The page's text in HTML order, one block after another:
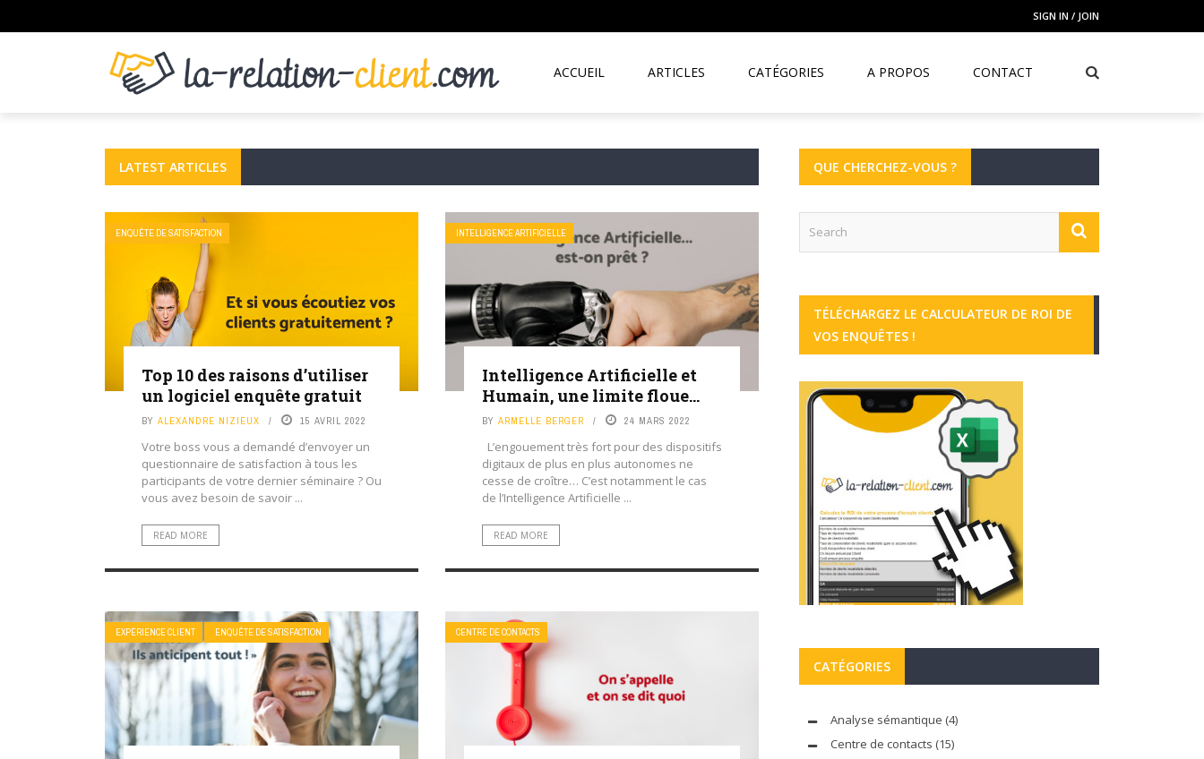
SIGN IN / JOIN
ACCUEIL ARTICLES CATÉGORIES A PROPOS CONTACT
LATEST ARTICLES
ENQUÊTE DE SATISFACTION
Top 10 des raisons d’utiliser
un logiciel enquête gratuit
BY ALEXANDRE NIZIEUX 15 AVRIL 2022
Votre boss vous a demandé d’envoyer un
questionnaire de satisfaction à tous les
participants de votre dernier séminaire ? Ou
vous avez besoin de savoir ...
READ MORE
INTELLIGENCE ARTIFICIELLE
Intelligence Artificielle et
Humain, une limite floue…
BY ARMELLE BERGER 24 MARS 2022
L’engouement très fort pour des dispositifs
digitaux de plus en plus autonomes ne
cesse de croître… C’est notamment le cas
de l’Intelligence Artificielle ...
READ MORE
EXPÉRIENCE CLIENT ENQUÊTE DE SATISFACTION CENTRE DE CONTACTS
QUE CHERCHEZ-VOUS ?
TÉLÉCHARGEZ LE CALCULATEUR DE ROI DE
VOS ENQUÊTES !
CATÉGORIES
Analyse sémantique (4)
Centre de contacts (15)